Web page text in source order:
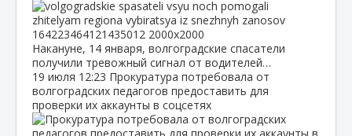
Накануне, 14 января, волгоградские спасатели
получили тревожный сигнал от водителей…
19 июля 12:23 Прокуратура потребовала от
волгоградских педагогов предоставить для
проверки их аккаунты в соцсетях